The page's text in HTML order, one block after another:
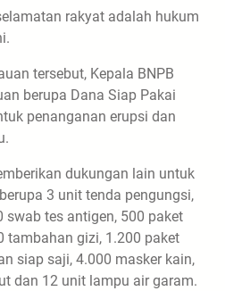
rakyat adalah hukum
tersebut, Kepala BNPB
berupa Dana Siap Pakai
penanganan erupsi dan
dukungan lain untuk
3 unit tenda pengungsi,
swab tes antigen, 500 paket
tambahan gizi, 1.200 paket
siap saji, 4.000 masker kain,
dan 12 unit lampu air garam.